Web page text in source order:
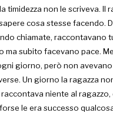
timidezza non le scriveva.
cosa stesse facendo.
chiamate, raccontavano
ma subito facevano pace.
giorno, però non
Un giorno la ragazza
niente al
le era successo